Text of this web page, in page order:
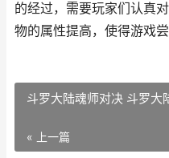
的经过，需要玩家们认真
物的属性提高，使得游戏尝
斗罗大陆魂师对决 斗罗大
« 上一篇